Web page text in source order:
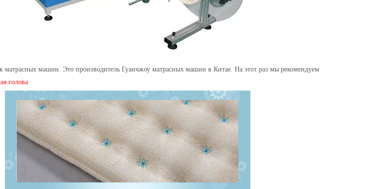
матрасных машин. Это производитель Гуанчжоу матрасных машин в Китае. На этот раз мы рекомендуем
голова